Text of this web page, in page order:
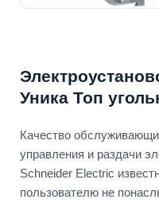
Уника Топ
Качество
управления и раздачи
Schneider Electric
пользователю не